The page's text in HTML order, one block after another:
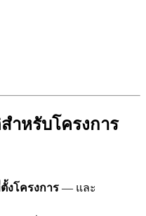
ำหรับโครงการ
งโครงการ — และ